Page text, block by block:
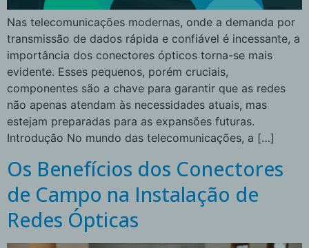
Nas telecomunicações modernas, onde a demanda por
transmissão de dados rápida e confiável é incessante, a
importância dos conectores ópticos torna-se mais
evidente. Esses pequenos, porém cruciais,
componentes são a chave para garantir que as redes
não apenas atendam às necessidades atuais, mas
estejam preparadas para as expansões futuras.
Introdução No mundo das telecomunicações, a […]
Os Benefícios dos Conectores
de Campo na Instalação de
Redes Ópticas